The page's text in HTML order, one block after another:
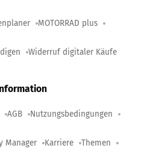
MOTORRAD plus
Widerruf digitaler Käufe
AGB Nutzungsbedingungen
Manager Karriere Themen